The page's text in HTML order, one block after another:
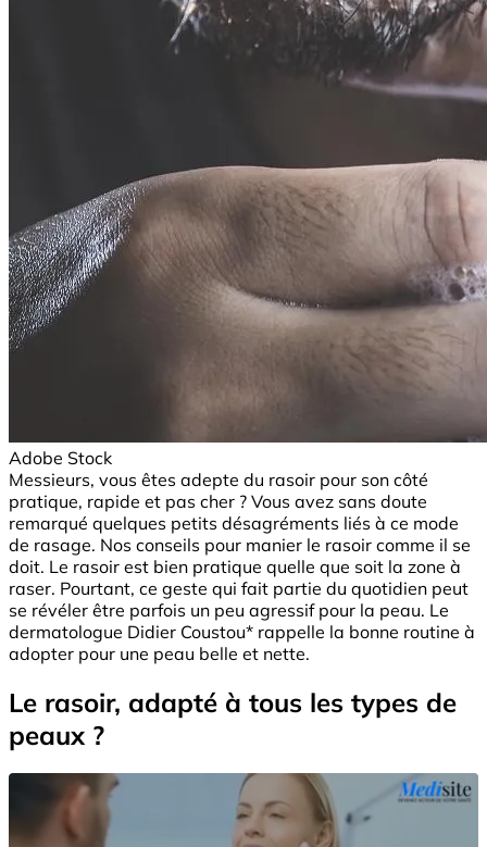
Adobe Stock
Messieurs, vous êtes adepte du rasoir pour son côté
pratique, rapide et pas cher ? Vous avez sans doute
remarqué quelques petits désagréments liés à ce mode
de rasage. Nos conseils pour manier le rasoir comme il se
doit. Le rasoir est bien pratique quelle que soit la zone à
raser. Pourtant, ce geste qui fait partie du quotidien peut
se révéler être parfois un peu agressif pour la peau. Le
dermatologue Didier Coustou* rappelle la bonne routine à
adopter pour une peau belle et nette.
Le rasoir, adapté à tous les types de
peaux ?